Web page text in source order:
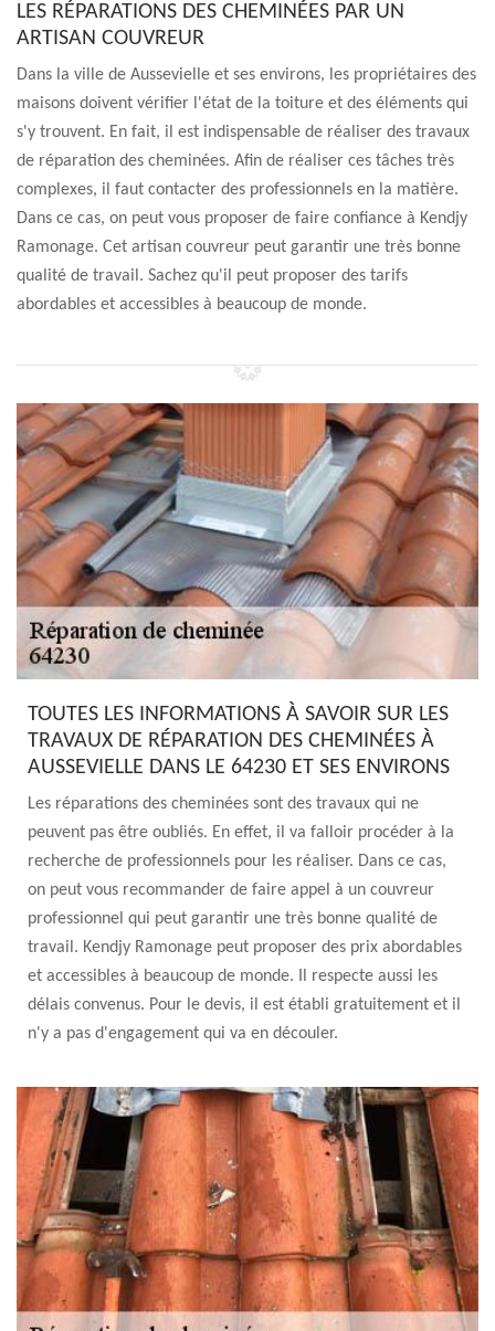
LES RÉPARATIONS DES CHEMINÉES PAR UN
ARTISAN COUVREUR
Dans la ville de Aussevielle et ses environs, les propriétaires des
maisons doivent vérifier l'état de la toiture et des éléments qui
s'y trouvent. En fait, il est indispensable de réaliser des travaux
de réparation des cheminées. Afin de réaliser ces tâches très
complexes, il faut contacter des professionnels en la matière.
Dans ce cas, on peut vous proposer de faire confiance à Kendjy
Ramonage. Cet artisan couvreur peut garantir une très bonne
qualité de travail. Sachez qu'il peut proposer des tarifs
abordables et accessibles à beaucoup de monde.
TOUTES LES INFORMATIONS À SAVOIR SUR LES
TRAVAUX DE RÉPARATION DES CHEMINÉES À
AUSSEVIELLE DANS LE 64230 ET SES ENVIRONS
Les réparations des cheminées sont des travaux qui ne
peuvent pas être oubliés. En effet, il va falloir procéder à la
recherche de professionnels pour les réaliser. Dans ce cas,
on peut vous recommander de faire appel à un couvreur
professionnel qui peut garantir une très bonne qualité de
travail. Kendjy Ramonage peut proposer des prix abordables
et accessibles à beaucoup de monde. Il respecte aussi les
délais convenus. Pour le devis, il est établi gratuitement et il
n'y a pas d'engagement qui va en découler.